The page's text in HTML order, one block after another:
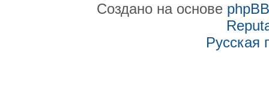
Создано на основе phpBB
Русская